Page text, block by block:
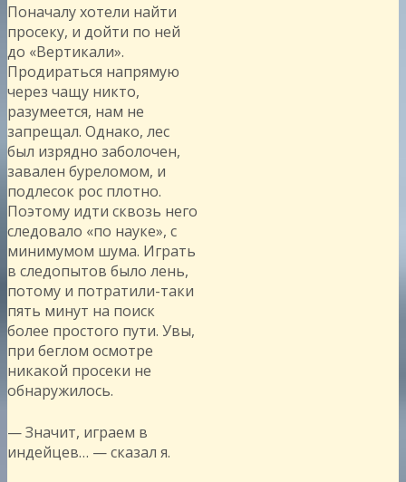
Поначалу хотели найти
просеку, и дойти по ней
до «Вертикали».
Продираться напрямую
через чащу никто,
разумеется, нам не
запрещал. Однако, лес
был изрядно заболочен,
завален буреломом, и
подлесок рос плотно.
Поэтому идти сквозь него
следовало «по науке», с
минимумом шума. Играть
в следопытов было лень,
потому и потратили-таки
пять минут на поиск
более простого пути. Увы,
при беглом осмотре
никакой просеки не
обнаружилось.
— Значит, играем в
индейцев… — сказал я.